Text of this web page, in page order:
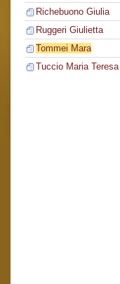
Richebuono Giulia
Ruggeri Giulietta
Tommei Mara
Tuccio Maria Teresa